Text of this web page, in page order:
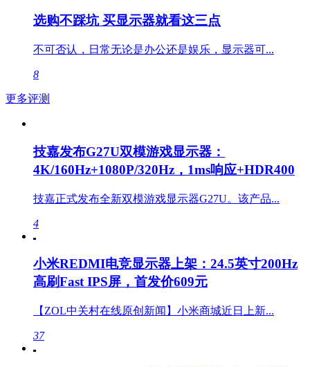
选购不踩坑 买显示器就看这三点
不可否认，日常无论是办公还是娱乐，显示器可...
8
更多评测
技嘉发布G27U双模游戏显示器：
4K/160Hz+1080P/320Hz，1ms响应+HDR400
技嘉正式发布全新双模游戏显示器G27U。该产品...
4
小米REDMI电竞显示器上架：24.5英寸200Hz
高刷Fast IPS屏，首发价609元
【ZOL中关村在线原创新闻】小米商城近日上新...
37